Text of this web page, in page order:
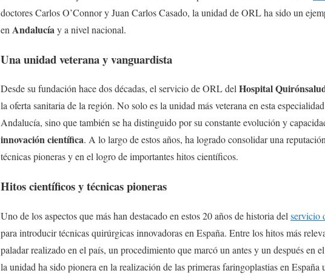
doctores Carlos O’Connor y Juan Carlos Casado, la unidad de ORL ha sido un
en Andalucíay a nivel nacional.
Una unidad veterana y vanguardista
Desde su fundación hace dos décadas, el servicio de ORL delHospital
la oferta sanitaria de la región. No solo es la unidad más veterana en esta
Andalucía, sino que también se ha distinguido por su constante evolución y
innovación científica. A lo largo de estos años, ha logrado consolidar una
técnicas pioneras y en el logro de importantes hitos científicos.
Hitos científicos y técnicas pioneras
Uno de los aspectos que más han destacado en estos 20 años de historia del servicio
para introducir técnicas quirúrgicas innovadoras en España. Entre los hitos más
paladar realizado en el país, un procedimiento que marcó un antes y un después en
la unidad ha sido pionera en la realización de las primeras faringoplastias en España